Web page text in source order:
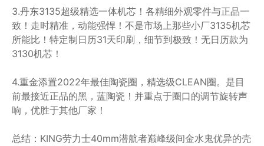
3.丹东3135超级精选一体机芯！各精细外观零件与正品一
致！走时精准，动能强悍！不是市场上那些小厂3135机芯
所能比！特定制日历31天印刷，细节到极致！无日历款为
3130机芯！
4.重金添置2022年最佳陶瓷圈，精选级CLEAN圈。是目
前最接近正品的黑，蓝陶瓷！并重点于圈口的调节旋转声
响，优胜于其他厂家！
总结：KING劳力士40mm潜航者巅峰级间金水鬼优异的壳